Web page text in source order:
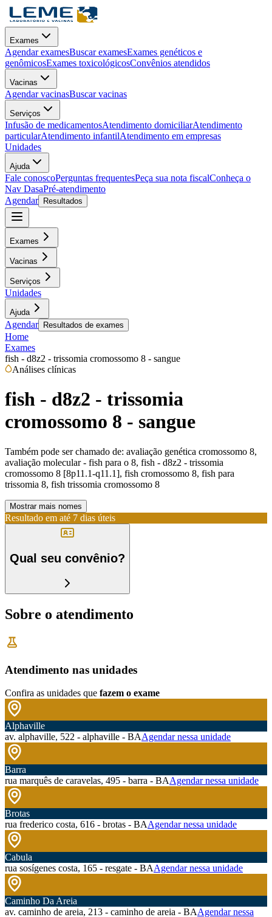
Exames
Agendar examesBuscar examesExames genéticos e
genômicosExames toxicológicosConvênios atendidos
Vacinas
Agendar vacinasBuscar vacinas
Serviços
Infusão de medicamentosAtendimento domiciliarAtendimento
particularAtendimento infantilAtendimento em empresas
Unidades
Ajuda
Fale conoscoPerguntas frequentesPeça sua nota fiscalConheça o
Nav DasaPré-atendimento
Agendar
Resultados
Exames
Vacinas
Serviços
Unidades
Ajuda
Agendar Resultados de exames
Home
Exames
fish - d8z2 - trissomia cromossomo 8 - sangue
Análises clínicas
fish - d8z2 - trissomia
cromossomo 8 - sangue
Também pode ser chamado de: avaliação genética cromossomo 8,
avaliação molecular - fish para o 8, fish - d8z2 - trissomia
cromossomo 8 [8p11.1-q11.1], fish cromossomo 8, fish para
trissomia 8, fish trissomia cromossomo 8
Mostrar mais nomes
Resultado em até 7 dias úteis
Qual seu convênio?
Sobre o atendimento
Atendimento nas unidades
Confira as unidades que fazem o exame
Alphaville
av. alphaville, 522 - alphaville - BAAgendar nessa unidade
Barra
rua marquês de caravelas, 495 - barra - BAAgendar nessa unidade
Brotas
rua frederico costa, 616 - brotas - BAAgendar nessa unidade
Cabula
rua sosígenes costa, 165 - resgate - BAAgendar nessa unidade
Caminho Da Areia
av. caminho de areia, 213 - caminho de areia - BAAgendar nessa